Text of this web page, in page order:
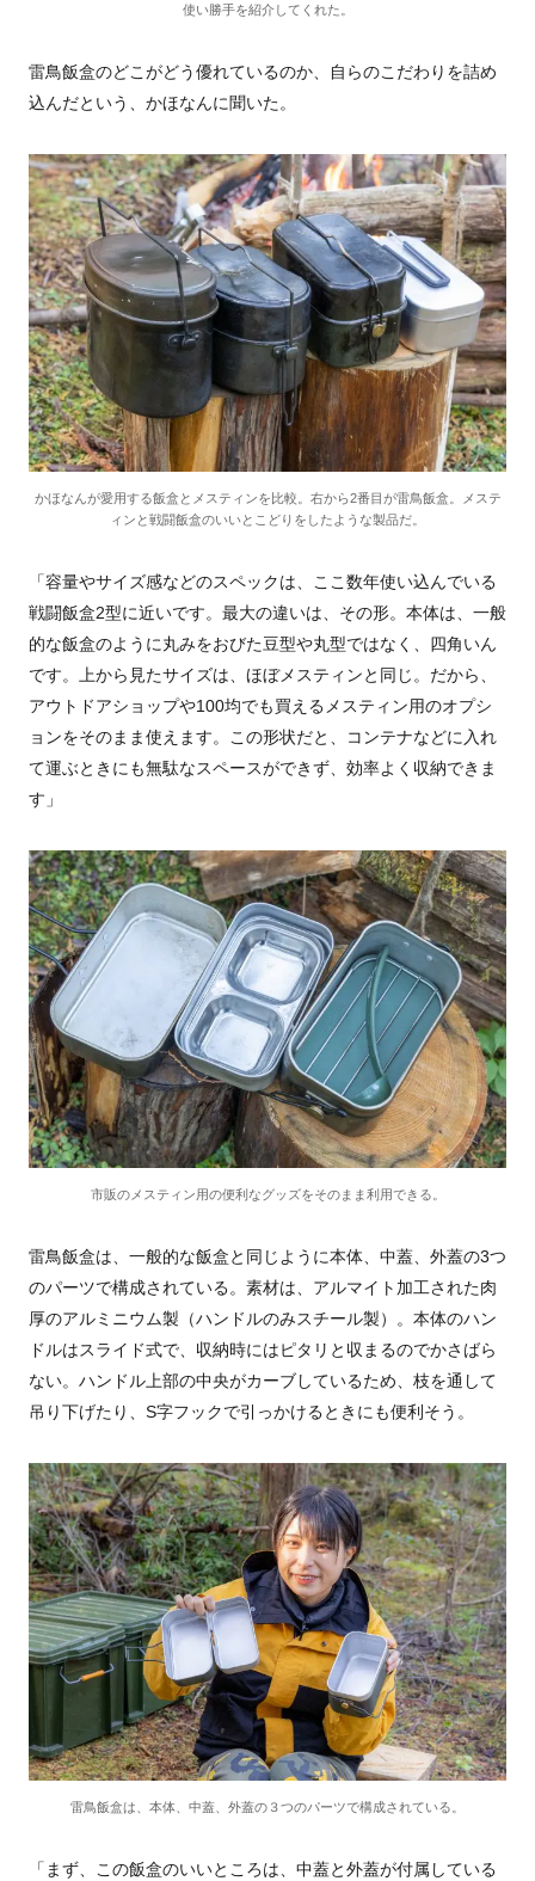
使い勝手を紹介してくれた。
雷鳥飯盒のどこがどう優れているのか、自らのこだわりを詰め
込んだという、かほなんに聞いた。
かほなんが愛用する飯盒とメスティンを比較。右から2番目が雷鳥飯盒。メステ
ィンと戦闘飯盒のいいとこどりをしたような製品だ。
「容量やサイズ感などのスペックは、ここ数年使い込んでいる
戦闘飯盒2型に近いです。最大の違いは、その形。本体は、一般
的な飯盒のように丸みをおびた豆型や丸型ではなく、四角いん
です。上から見たサイズは、ほぼメスティンと同じ。だから、
アウトドアショップや100均でも買えるメスティン用のオプシ
ョンをそのまま使えます。この形状だと、コンテナなどに入れ
て運ぶときにも無駄なスペースができず、効率よく収納できま
す」
市販のメスティン用の便利なグッズをそのまま利用できる。
雷鳥飯盒は、一般的な飯盒と同じように本体、中蓋、外蓋の3つ
のパーツで構成されている。素材は、アルマイト加工された肉
厚のアルミニウム製（ハンドルのみスチール製）。本体のハン
ドルはスライド式で、収納時にはピタリと収まるのでかさばら
ない。ハンドル上部の中央がカーブしているため、枝を通して
吊り下げたり、S字フックで引っかけるときにも便利そう。
雷鳥飯盒は、本体、中蓋、外蓋の３つのパーツで構成されている。
「まず、この飯盒のいいところは、中蓋と外蓋が付属している